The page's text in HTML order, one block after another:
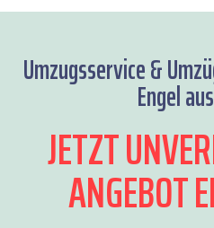
Umzugsservice &
Engel
JETZT
ANGEBOT